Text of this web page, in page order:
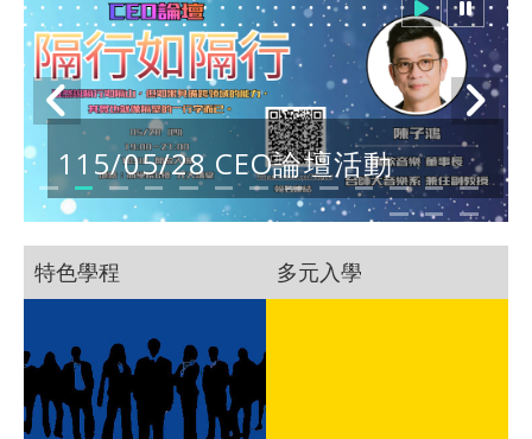
115/05/28 CEO論壇活動
特色學程 多元入學